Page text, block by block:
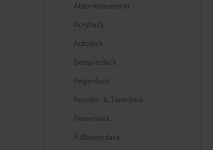
Abtönkonzentrat
Acryllack
Autolack
Beispritzlack
Felgenlack
Fenster- & Türenlack
Fliesenlack
Fußbodenlack